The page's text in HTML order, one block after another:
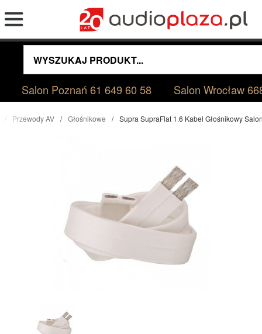
Salon Poznań61 649 60 58 Salon Wrocław
Przewody AV Głośnikowe Supra SupraFlat 1.6 Kabel Głośnikowy